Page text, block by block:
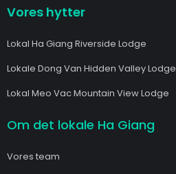
Vores hytter
Lokal Ha Giang Riverside Lodge
Lokale Dong Van Hidden Valley Lodge
Lokal Meo Vac Mountain View Lodge
Om det lokale Ha Giang
Vores team